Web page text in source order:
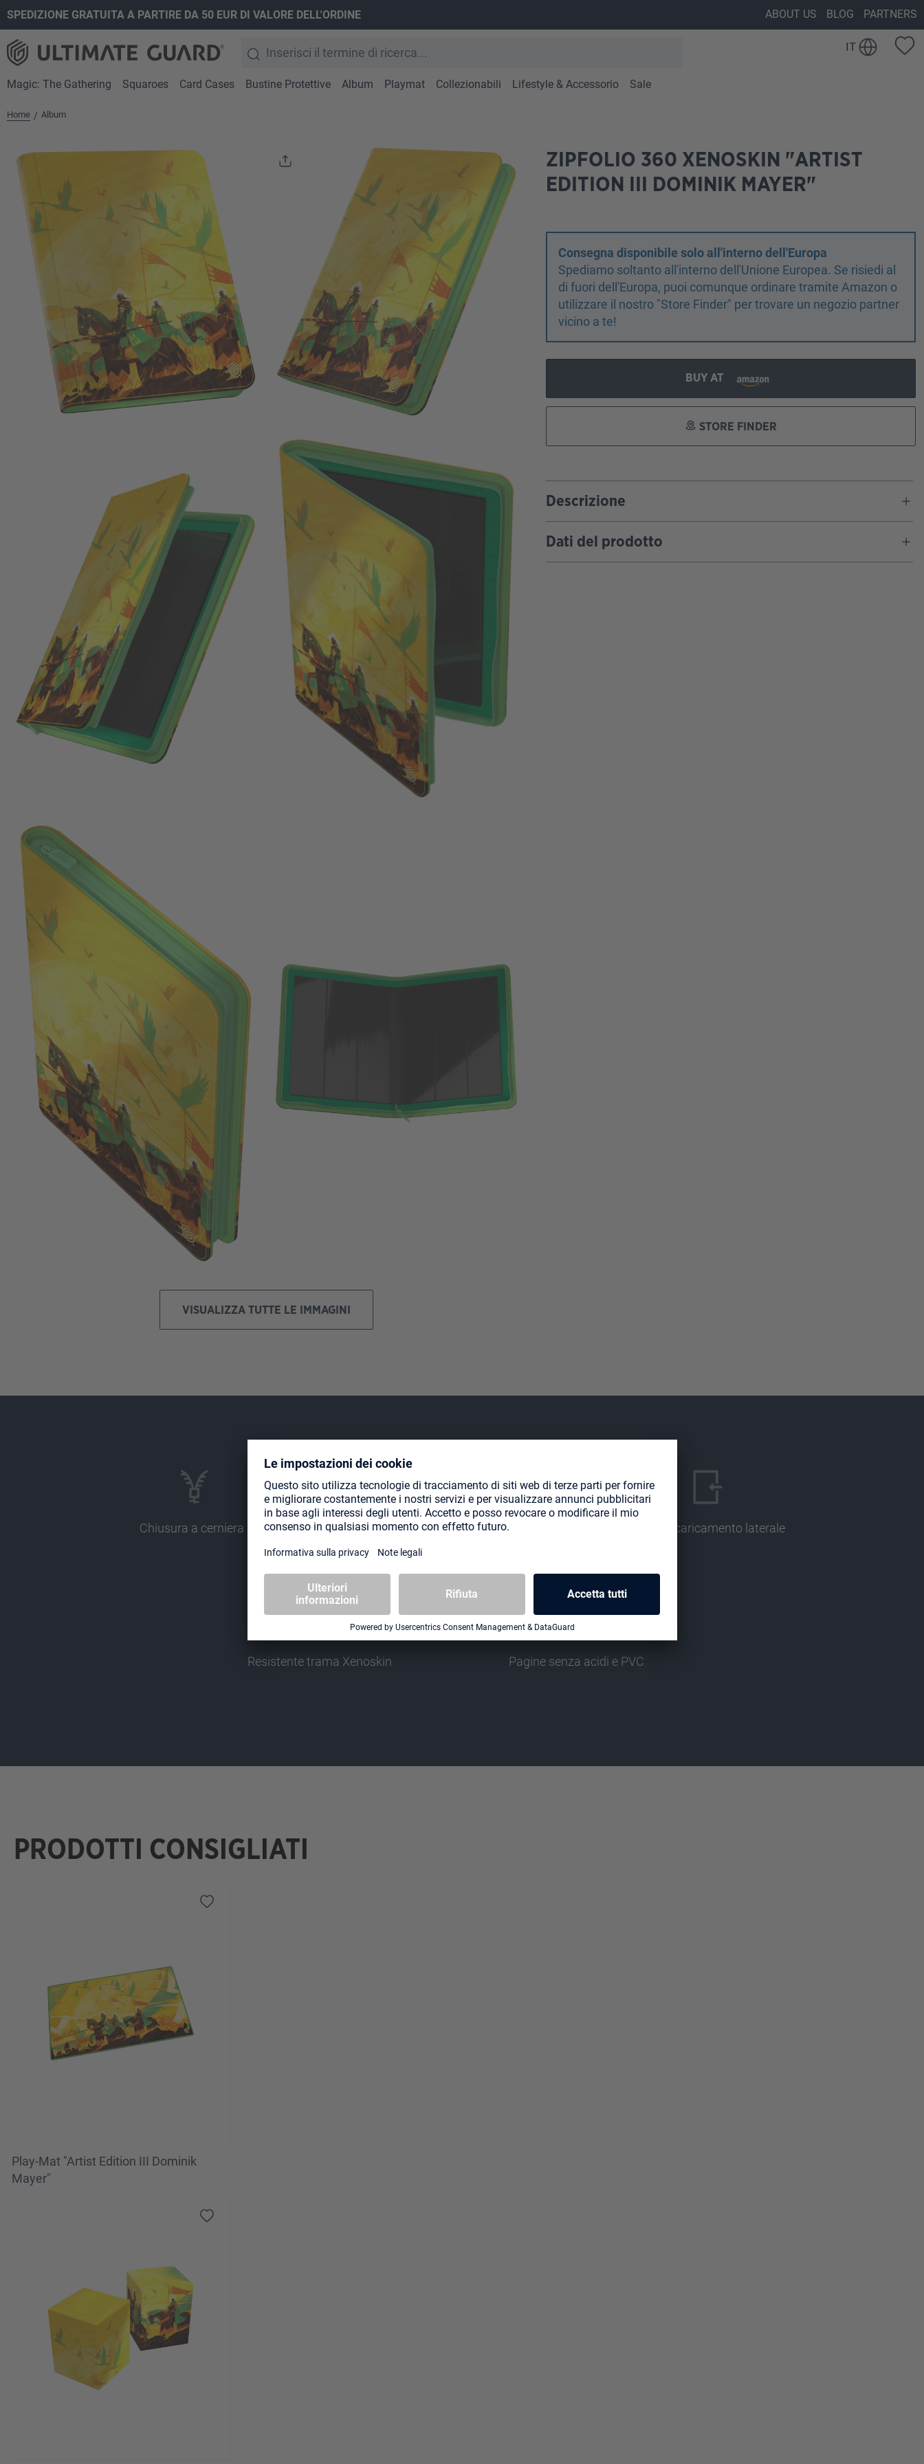
Passa alla navigazione principale
SPEDIZIONE GRATUITA A PARTIRE DA 50 EUR DI VALORE DELL'ORDINE ABOUT US BLOG PARTNERS
IT
Magic: The Gathering Squaroes Card Cases Bustine Protettive Album Playmat Collezionabili Lifestyle & Accessorio Sale
Home / Album
VISUALIZZA TUTTE LE IMMAGINI
ZIPFOLIO 360 XENOSKIN "ARTIST
EDITION III DOMINIK MAYER"
Consegna disponibile solo all'interno dell'Europa
Spediamo soltanto all'interno dell'Unione Europea. Se risiedi al
di fuori dell'Europa, puoi comunque ordinare tramite Amazon o
utilizzare il nostro "Store Finder" per trovare un negozio partner
vicino a te!
BUY AT
STORE FINDER
Descrizione
Dati del prodotto
Chiusura a cerniera
Progettato per carte con doppia
bustina protettiva
Design a caricamento laterale
Resistente trama Xenoskin Pagine senza acidi e PVC
PRODOTTI CONSIGLIATI
Play-Mat "Artist Edition III Dominik
Mayer"